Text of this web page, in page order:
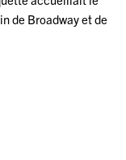
de Broadway et de